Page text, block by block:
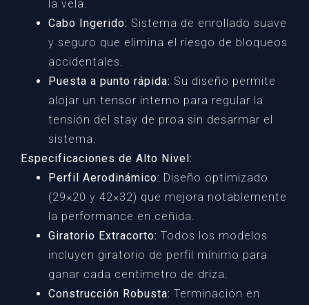
la vela.
Cabo Ingerido: Sistema de enrollado suave
y seguro que elimina el riesgo de bloqueos
accidentales.
Puesta a punto rápida: Su diseño permite
alojar un tensor interno para regular la
tensión del stay de proa sin desarmar el
sistema.
Especificaciones de Alto Nivel:
Perfil Aerodinámico: Diseño optimizado
(29×20 y 42×32) que mejora notablemente
la performance en ceñida.
Giratorio Extracorto: Todos los modelos
incluyen giratorio de perfil mínimo para
ganar cada centímetro de driza.
Construcción Robusta: Terminación en